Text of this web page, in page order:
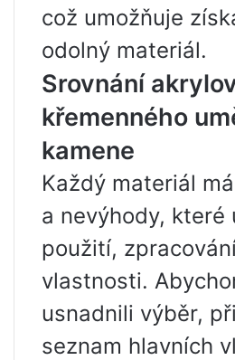
což umožňuje
odolný materiál.
Srovnání
křemenného
kamene
Každý materiál
a nevýhody, které
použití,
vlastnosti.
usnadnili výběr,
seznam hlavních